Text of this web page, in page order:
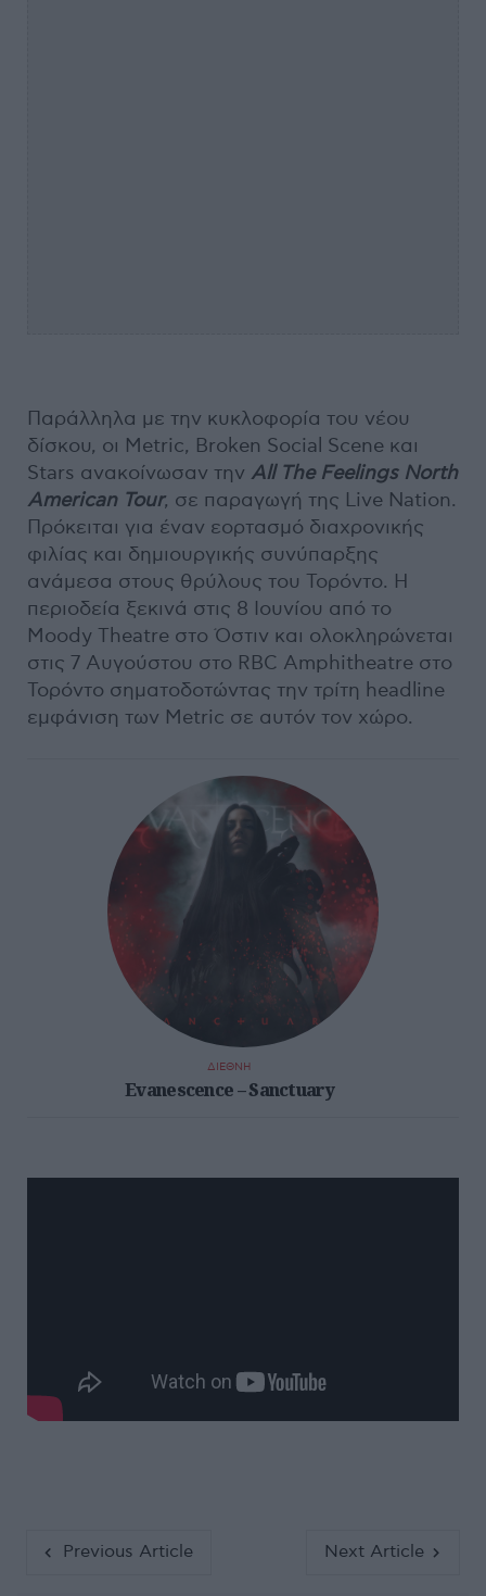
Παράλληλα με την κυκλοφορία του νέου
δίσκου, οι Metric, Broken Social Scene και
Stars ανακοίνωσαν την All The Feelings North
American Tour, σε παραγωγή της Live Nation.
Πρόκειται για έναν εορτασμό διαχρονικής
φιλίας και δημιουργικής συνύπαρξης
ανάμεσα στους θρύλους του Τορόντο. Η
περιοδεία ξεκινά στις 8 Ιουνίου από το
Moody Theatre στο Όστιν και ολοκληρώνεται
στις 7 Αυγούστου στο RBC Amphitheatre στο
Τορόντο σηματοδοτώντας την τρίτη headline
εμφάνιση των Metric σε αυτόν τον χώρο.
ΔΙΕΘΝΗ
Evanescence – Sanctuary
Previous Article Next Article